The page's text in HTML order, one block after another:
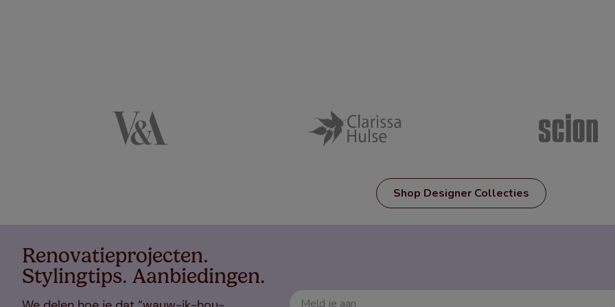
Shop Designer Collecties
Renovatieprojecten.
Stylingtips. Aanbiedingen.